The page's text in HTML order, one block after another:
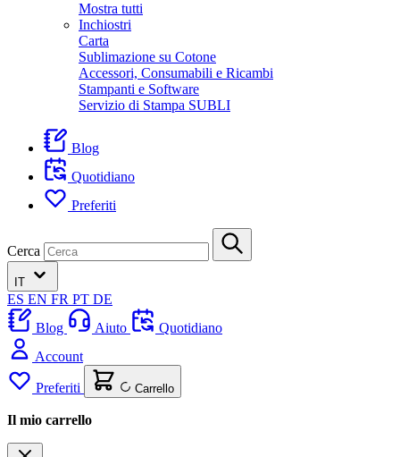
Mostra tutti
Inchiostri
Carta
Sublimazione su Cotone
Accessori, Consumabili e Ricambi
Stampanti e Software
Servizio di Stampa SUBLI
Blog
Quotidiano
Preferiti
Cerca
IT
ES EN FR PT DE
Blog
Aiuto
Quotidiano
Account
Preferiti Carrello
Il mio carrello